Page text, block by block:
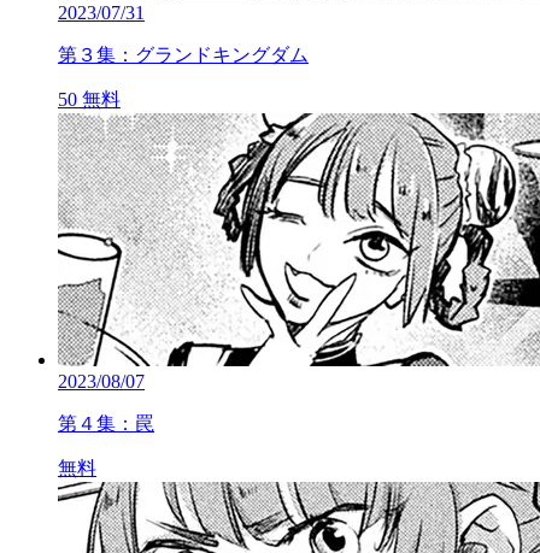
2023/07/31
第３集：グランドキングダム
50 無料
2023/08/07
第４集：罠
無料